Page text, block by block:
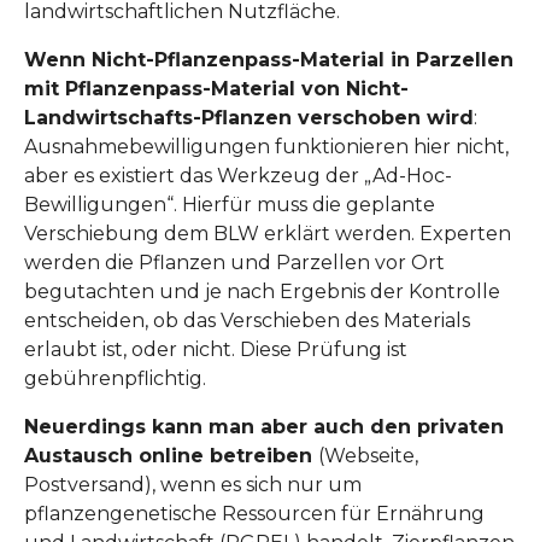
landwirtschaftlichen Nutzfläche.
Wenn Nicht-Pflanzenpass-Material in Parzellen
mit Pflanzenpass-Material von Nicht-
Landwirtschafts-Pflanzen verschoben wird :
Ausnahmebewilligungen funktionieren hier nicht,
aber es existiert das Werkzeug der „Ad-Hoc-
Bewilligungen“. Hierfür muss die geplante
Verschiebung dem BLW erklärt werden. Experten
werden die Pflanzen und Parzellen vor Ort
begutachten und je nach Ergebnis der Kontrolle
entscheiden, ob das Verschieben des Materials
erlaubt ist, oder nicht. Diese Prüfung ist
gebührenpflichtig.
Neuerdings kann man aber auch den privaten
Austausch online betreiben (Webseite,
Postversand), wenn es sich nur um
pflanzengenetische Ressourcen für Ernährung